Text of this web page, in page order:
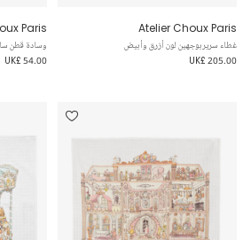
Atelier Choux Paris
غطاء سريربوجهين لون أزرق وأبيض
UK£ 205.00
Paris
وسادة قطن
UK£ 54.00